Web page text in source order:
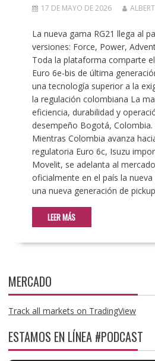
17 DE MAYO DE 2026
La nueva gama RG21 llega al
versiones: Force, Power,
Toda la plataforma comparte
Euro 6e-bis de última
una tecnología superior a la
la regulación colombiana La
eficiencia, durabilidad y
desempeño Bogotá, Colombia.
Mientras Colombia avanza
regulatoria Euro 6c, Isuzu
Movelit, se adelanta al
oficialmente en el país la
una nueva generación de
LEER MÁS
MERCADO
Track all markets on TradingView
ESTAMOS EN LÍNEA #PODCAST